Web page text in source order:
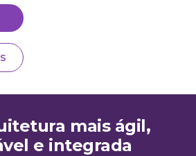
mais ágil,
e integrada